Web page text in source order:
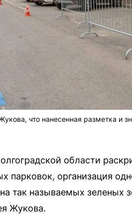
что нанесенная разметка и
области
парковок, организация
так называемых зеленых
Жукова.